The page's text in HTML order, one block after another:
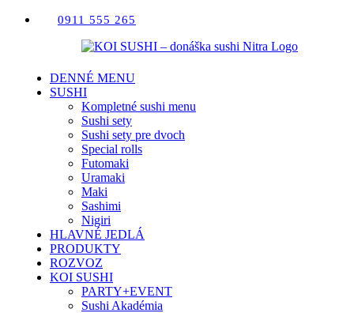
Skip
0911 555 265
DENNÉ MENU
SUSHI
Kompletné sushi menu
Sushi sety
Sushi sety pre dvoch
Special rolls
Futomaki
Uramaki
Maki
Sashimi
Nigiri
HLAVNÉ JEDLÁ
PRODUKTY
ROZVOZ
KOI SUSHI
PARTY+EVENT
Sushi Akadémia